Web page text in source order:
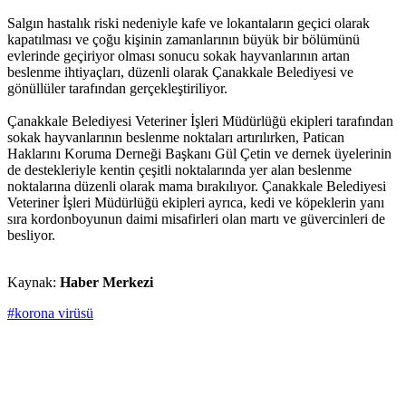
Salgın hastalık riski nedeniyle kafe ve lokantaların geçici olarak
kapatılması ve çoğu kişinin zamanlarının büyük bir bölümünü
evlerinde geçiriyor olması sonucu sokak hayvanlarının artan
beslenme ihtiyaçları, düzenli olarak Çanakkale Belediyesi ve
gönüllüler tarafından gerçekleştiriliyor.
Çanakkale Belediyesi Veteriner İşleri Müdürlüğü ekipleri tarafından
sokak hayvanlarının beslenme noktaları artırılırken, Patican
Haklarını Koruma Derneği Başkanı Gül Çetin ve dernek üyelerinin
de destekleriyle kentin çeşitli noktalarında yer alan beslenme
noktalarına düzenli olarak mama bırakılıyor. Çanakkale Belediyesi
Veteriner İşleri Müdürlüğü ekipleri ayrıca, kedi ve köpeklerin yanı
sıra kordonboyunun daimi misafirleri olan martı ve güvercinleri de
besliyor.
Kaynak: Haber Merkezi
#korona virüsü